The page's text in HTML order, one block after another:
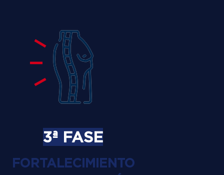
3ª FASE
FORTALECIMIENTO